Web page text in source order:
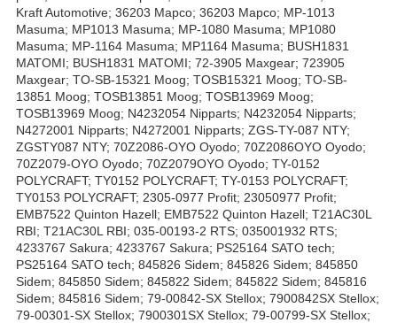
Kraft Automotive; 36203 Mapco; 36203 Mapco; MP-1013
Masuma; MP1013 Masuma; MP-1080 Masuma; MP1080
Masuma; MP-1164 Masuma; MP1164 Masuma; BUSH1831
MATOMI; BUSH1831 MATOMI; 72-3905 Maxgear; 723905
Maxgear; TO-SB-15321 Moog; TOSB15321 Moog; TO-SB-
13851 Moog; TOSB13851 Moog; TOSB13969 Moog;
TOSB13969 Moog; N4232054 Nipparts; N4232054 Nipparts;
N4272001 Nipparts; N4272001 Nipparts; ZGS-TY-087 NTY;
ZGSTY087 NTY; 70Z2086-OYO Oyodo; 70Z2086OYO Oyodo;
70Z2079-OYO Oyodo; 70Z2079OYO Oyodo; TY-0152
POLYCRAFT; TY0152 POLYCRAFT; TY-0153 POLYCRAFT;
TY0153 POLYCRAFT; 2305-0977 Profit; 23050977 Profit;
EMB7522 Quinton Hazell; EMB7522 Quinton Hazell; T21AC30L
RBI; T21AC30L RBI; 035-00193-2 RTS; 035001932 RTS;
4233767 Sakura; 4233767 Sakura; PS25164 SATO tech;
PS25164 SATO tech; 845826 Sidem; 845826 Sidem; 845850
Sidem; 845850 Sidem; 845822 Sidem; 845822 Sidem; 845816
Sidem; 845816 Sidem; 79-00842-SX Stellox; 7900842SX Stellox;
79-00301-SX Stellox; 7900301SX Stellox; 79-00799-SX Stellox;